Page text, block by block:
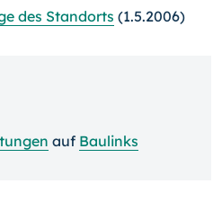
des Standorts (1.5.2006)
auf Baulinks